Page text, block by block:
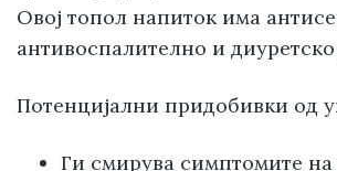
Овој топол напиток има
антивоспалително и диуретско
Потенцијални придобивки од
Ги смирува симптомите